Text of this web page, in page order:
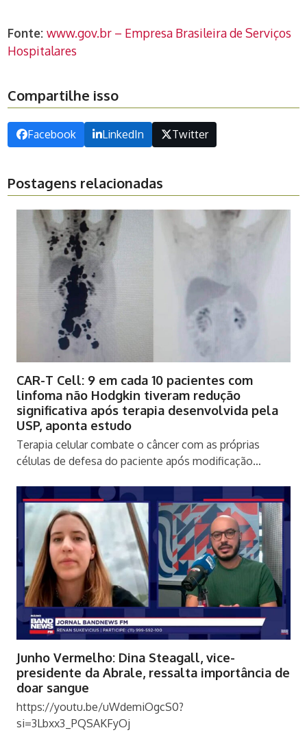
Fonte:www.gov.br – Empresa Brasileira de Serviços
Hospitalares
Compartilhe isso
Facebook LinkedIn Twitter
Postagens relacionadas
CAR-T Cell: 9 em cada 10 pacientes com
linfoma não Hodgkin tiveram redução
significativa após terapia desenvolvida pela
USP, aponta estudo
Terapia celular combate o câncer com as próprias
células de defesa do paciente após modificação…
Junho Vermelho: Dina Steagall, vice-
presidente da Abrale, ressalta importância de
doar sangue
https://youtu.be/uWdemiOgcS0?
si=3Lbxx3_PQSAKFyOj